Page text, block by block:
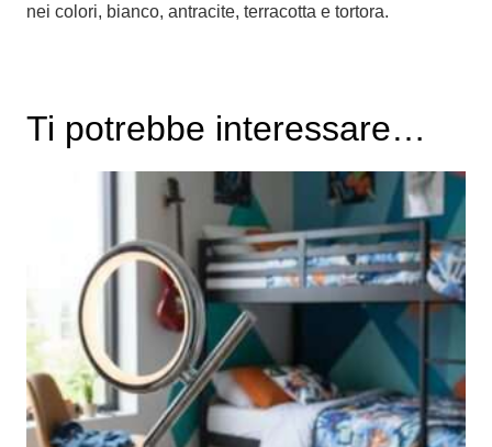
nei colori, bianco, antracite, terracotta e tortora.
Ti potrebbe interessare…